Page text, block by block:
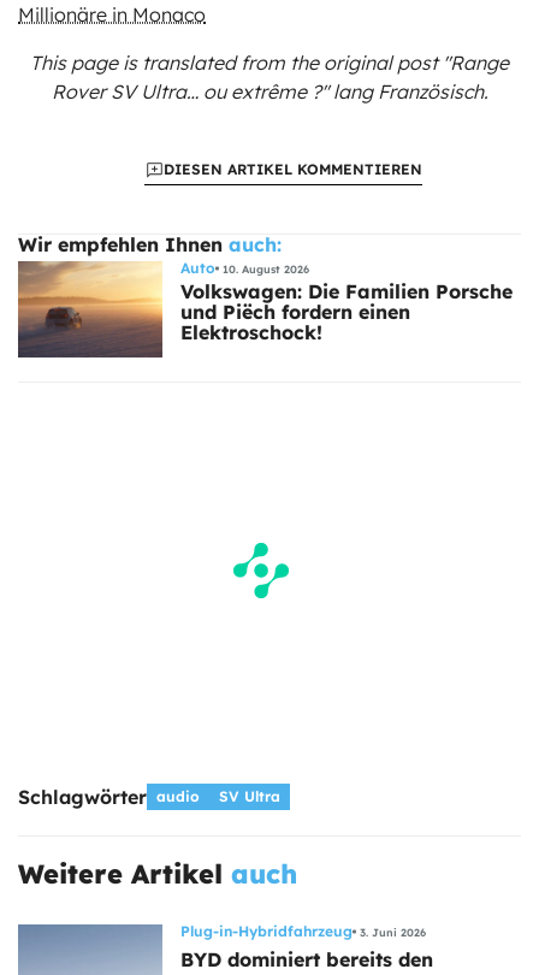
Millionäre in Monaco
This page is translated from the originalpost "Range
Rover SV Ultra… ou extrême ?"lang Französisch.
DIESEN ARTIKEL KOMMENTIEREN
Wir empfehlen Ihnen auch:
Auto 10. August 2026
Volkswagen: Die Familien Porsche
und Piëch fordern einen
Elektroschock!
Schlagwörter audio SV Ultra
Weitere Artikel auch
Plug-in-Hybridfahrzeug 3. Juni 2026
BYD dominiert bereits den